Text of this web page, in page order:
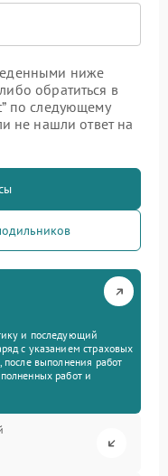
ниже
обратиться в
по следующему
не нашли ответ на
и последующий
с указанием страховых
после выполнения работ
работ и